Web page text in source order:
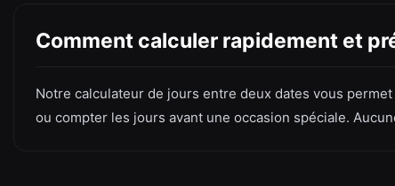
Comment calculer rapidement et
Notre calculateur de jours entre deux dates vous
ou compter les jours avant une occasion spéciale.